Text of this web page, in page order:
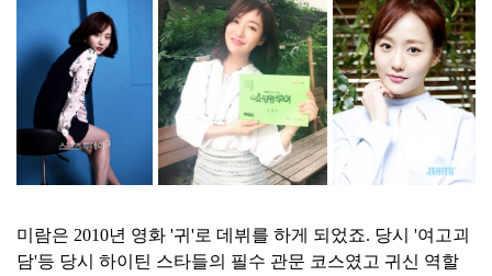
미람은 2010년 영화 '귀'로 데뷔를 하게 되었죠. 당시 '여고괴
담'등 당시 하이틴 스타들의 필수 관문 코스였고 귀신 역할